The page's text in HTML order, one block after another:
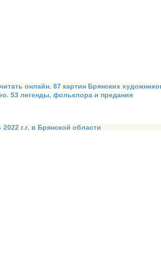
онлайн. 87 картин Брянских
53 легенды, фольклора и предания
г.г. в Брянской области